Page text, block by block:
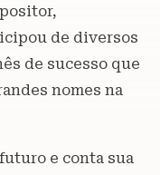
de diversos
de sucesso que
nomes na
e conta sua